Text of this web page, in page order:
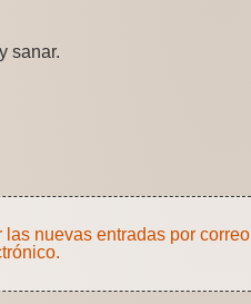
sanar.
las nuevas entradas por correo